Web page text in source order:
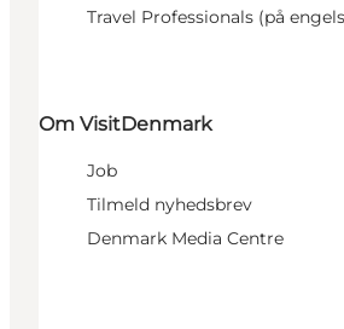
Travel Professionals (på
Om VisitDenmark
Job
Tilmeld nyhedsbrev
Denmark Media Centre